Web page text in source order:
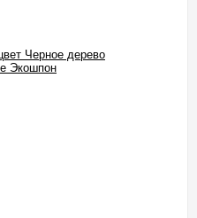
Черное дерево
Экошпон